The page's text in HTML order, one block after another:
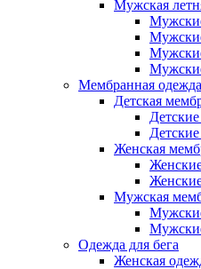
Мужская
Мембранная одежда
Детская
Женская
Мужская
Одежда для бега
Женская